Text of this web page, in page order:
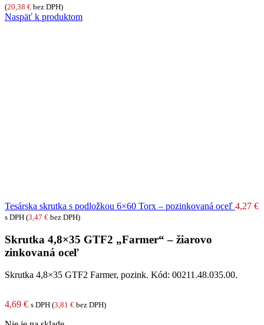
(20,38 € bez DPH)
Naspäť k produktom
Tesárska skrutka s podložkou 6×60 Torx – pozinkovaná oceľ 4,27 €
s DPH (3,47 € bez DPH)
Skrutka 4,8×35 GTF2 „Farmer“ – žiarovo
zinkovaná oceľ
Skrutka 4,8×35 GTF2 Farmer, pozink. Kód: 00211.48.035.00.
4,69 € s DPH (3,81 € bez DPH)